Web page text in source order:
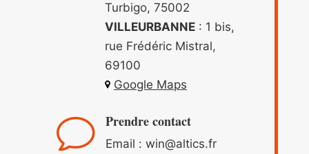
Turbigo, 75002
VILLEURBANNE: 1 bis,
rue Frédéric Mistral,
69100
Google Maps
v Prendre contact
Email : win@altics.fr